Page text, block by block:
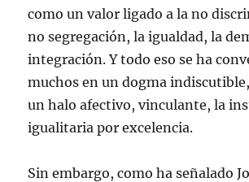
como un valor ligado a la no
no segregación, la igualdad, la
integración. Y todo eso se ha
muchos en un dogma
un halo afectivo, vinculante, la
igualitaria por excelencia.
Sin embargo, como ha señalado